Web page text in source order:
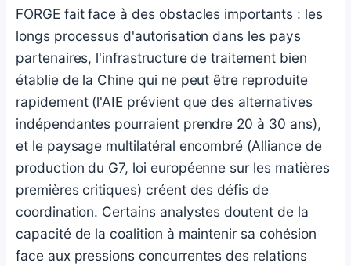
FORGE fait face à des obstacles importants : les
longs processus d'autorisation dans les pays
partenaires, l'infrastructure de traitement bien
établie de la Chine qui ne peut être reproduite
rapidement (l'AIE prévient que des alternatives
indépendantes pourraient prendre 20 à 30 ans),
et le paysage multilatéral encombré (Alliance de
production du G7, loi européenne sur les matières
premières critiques) créent des défis de
coordination. Certains analystes doutent de la
capacité de la coalition à maintenir sa cohésion
face aux pressions concurrentes des relations